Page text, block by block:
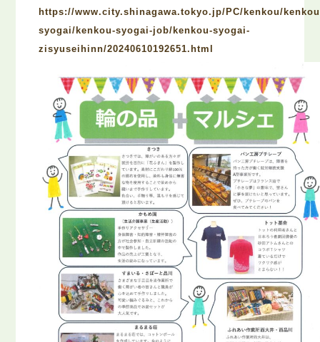
https://www.city.shinagawa.tokyo.jp/PC/kenkou/
syogai/kenkou-syogai-job/kenkou-syogai-
zisyuseihinn/20240610192651.html